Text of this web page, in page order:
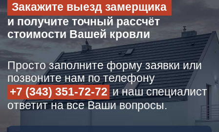
Закажите выезд замерщика
и получите точный рассчёт
стоимости Вашей кровли
Просто заполните форму заявки или
позвоните нам по телефону
+7 (343) 351-72-72 и наш специалист
ответит на все Ваши вопросы.